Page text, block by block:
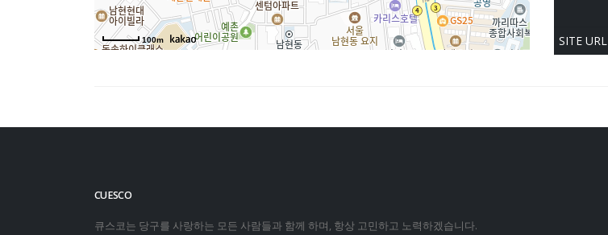
100m
SITE URL
CUESCO
큐스코는 당구를 사랑하는 모든 사람들과 함께 하며, 항상 고민하고 노력하겠습니다.